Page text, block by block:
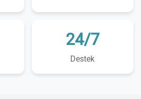
24/7
Destek